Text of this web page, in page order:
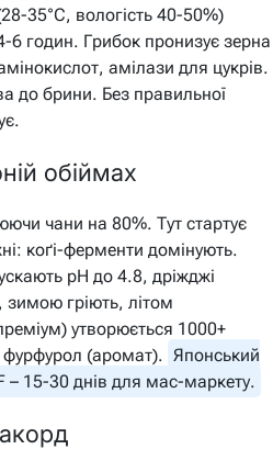
35°C, вологість 40-50%)
6 годин. Грибок пронизує зерна
амілази для цукрів.
до брини. Без правильної
обіймах
чани на 80%. Тут стартує
коґі-ферменти домінують.
pH до 4.8, дріжджі
гріють, літом
утворюється 1000+
фурфурол (аромат).
Японський
– 15-30 днів для мас-маркету.